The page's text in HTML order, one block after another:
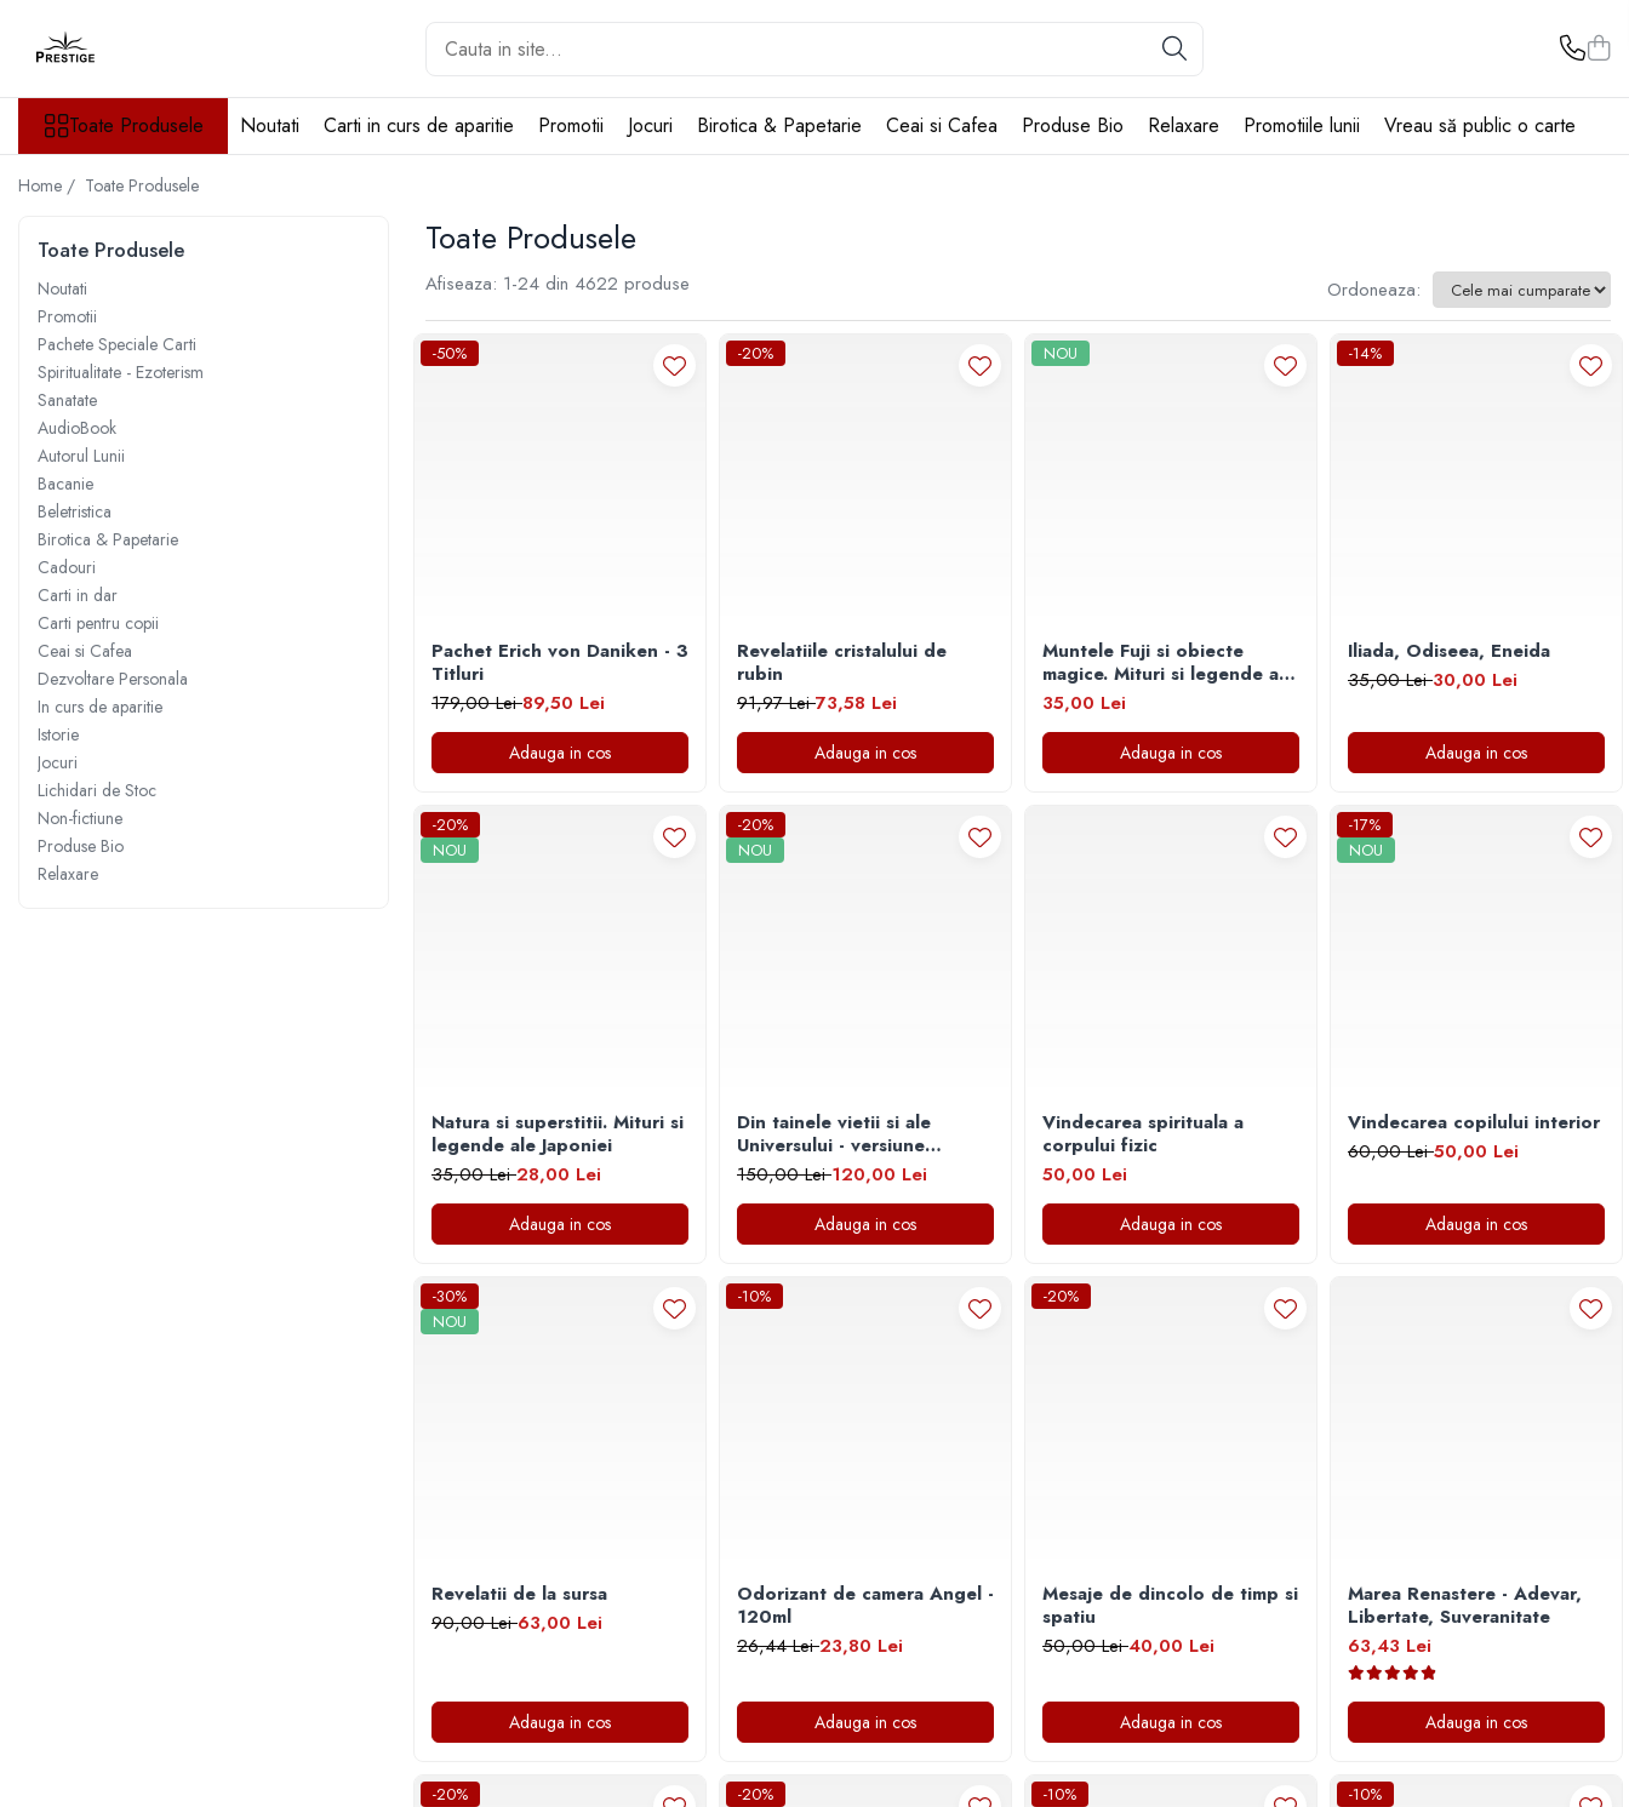
Noutati
Promotii
Pachete Speciale Carti
AngelConnection
Arte Divinatorii
Astrologie
Chiromantie
Dezvoltare Spirituala
KidConnection
Minte Corp
New Illuminati Files
Numerologie
Paranormal
Parapsihologie
Ramtha
Audiobook
ReConnect
Religie
Crestinism
ScienceConnection
SelfConnect
Toate Produsele Noutati Carti in curs de aparitie Promotii Jocuri Birotica & Papetarie Ceai si Cafea Produse Bio Relaxare Promotiile lunii Vreau să public o carte
Home / Toate Produsele
Toate Produsele
Toate Produsele
Noutati
Promotii
Pachete Speciale Carti
Spiritualitate - Ezoterism
Sanatate
AudioBook
Autorul Lunii
Bacanie
Beletristica
Birotica & Papetarie
Cadouri
Carti in dar
Carti pentru copii
Ceai si Cafea
Dezvoltare Personala
In curs de aparitie
Istorie
Jocuri
Lichidari de Stoc
Non-fictiune
Produse Bio
Relaxare
Afiseaza: 1-24 din 4622 produse Ordoneaza:
-50%
Pachet Erich von Daniken - 3
Titluri
179,00 Lei89,50 Lei
Adauga in cos
-20%
Revelatiile cristalului de
rubin
91,97 Lei73,58 Lei
Adauga in cos
NOU
Muntele Fuji si obiecte
magice. Mituri si legende ale
Japoniei
35,00 Lei
Adauga in cos
-14%
Iliada, Odiseea, Eneida
35,00 Lei30,00 Lei
Adauga in cos
-20%
NOU
Natura si superstitii. Mituri si
legende ale Japoniei
35,00 Lei28,00 Lei
Adauga in cos
-20%
NOU
Din tainele vietii si ale
Universului - versiune
originala din 1939. Volumele
I-III. Cutie de colectie -
Scarlat Demetrescu
150,00 Lei120,00 Lei
Adauga in cos
Vindecarea spirituala a
corpului fizic
50,00 Lei
Adauga in cos
-17%
NOU
Vindecarea copilului interior
60,00 Lei50,00 Lei
Adauga in cos
-30%
NOU
Revelatii de la sursa
90,00 Lei63,00 Lei
Adauga in cos
-10%
Odorizant de camera Angel -
120ml
26,44 Lei23,80 Lei
Adauga in cos
-20%
Mesaje de dincolo de timp si
spatiu
50,00 Lei40,00 Lei
Adauga in cos
Marea Renastere - Adevar,
Libertate, Suveranitate
63,43 Lei
Adauga in cos
-20%
-20%
-10% -10%